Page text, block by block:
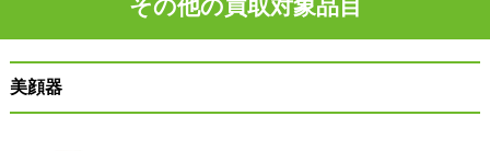
その他の買取対象品目
美顔器